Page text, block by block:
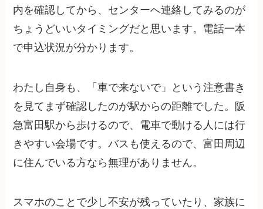
内を確認してから、センターへ連絡してみるのが
ちょうどいいタイミングだと思います。電話一本
で申込状況が分かります。
わたし自身も、「車で来ないで」という注意書き
を見てまず確認したのが駅からの距離でした。阪
急富田駅から歩けるので、電車で動ける人には行
きやすい会場です。バスも使えるので、富田周辺
に住んでいる方なら無理がありません。
スマホのことで少し不安が残っていたり、家族に